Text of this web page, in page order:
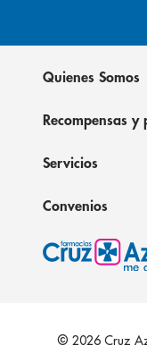
Quienes Somos
Recompensas y
Servicios
Convenios
© 2026 Cruz